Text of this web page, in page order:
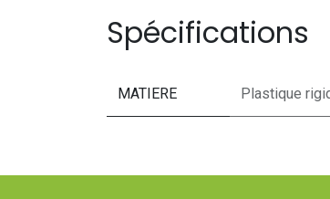
Spécifications
MATIERE Plastique